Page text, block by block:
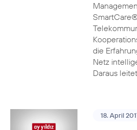
die
Netz
Daraus
18. April